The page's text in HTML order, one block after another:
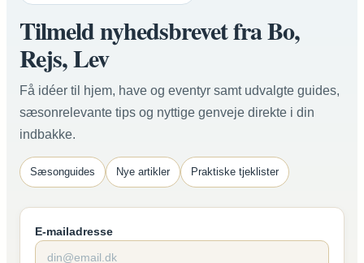
Tilmeld nyhedsbrevet fra Bo,
Rejs, Lev
Få idéer til hjem, have og eventyr samt udvalgte guides,
sæsonrelevante tips og nyttige genveje direkte i din
indbakke.
Sæsonguides Nye artikler Praktiske tjeklister
E-mailadresse